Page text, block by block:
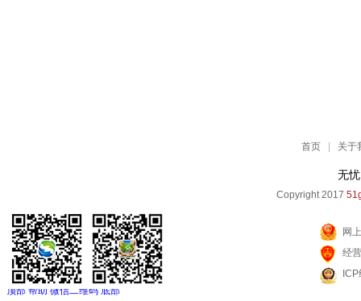
首页 关于
无
Copyright 2017
网
经
顶部 帮助 微信二维码 底部